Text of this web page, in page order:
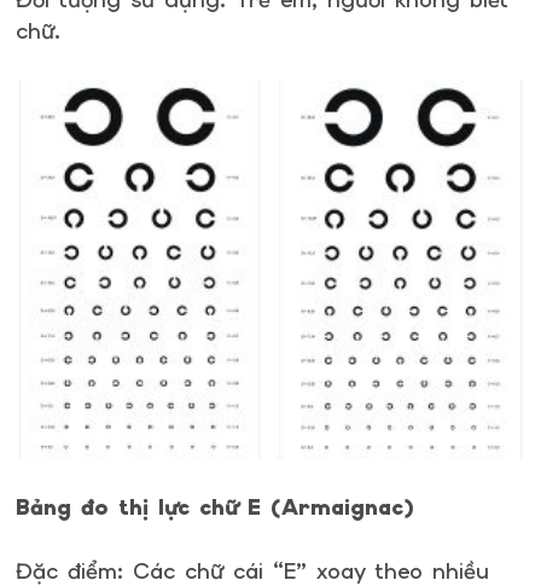
chữ.
Bảng đo thị lực chữ E (Armaignac)
Đặc điểm: Các chữ cái “E” xoay theo nhiều